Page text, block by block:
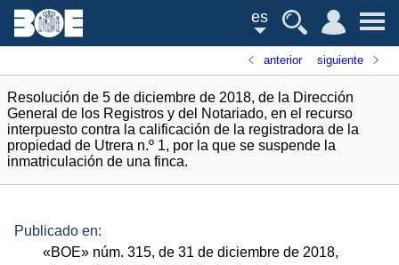
es
anterior siguiente
Resolución de 5 de diciembre de 2018, de la Dirección
General de los Registros y del Notariado, en el recurso
interpuesto contra la calificación de la registradora de la
propiedad de Utrera n.º 1, por la que se suspende la
inmatriculación de una finca.
Publicado en:
«BOE» núm. 315, de 31 de diciembre de 2018,